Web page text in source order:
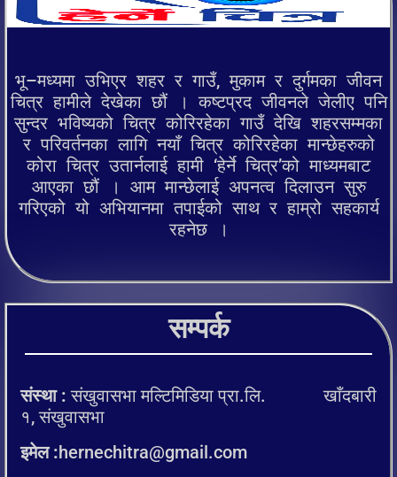
भू–मध्यमा उभिएर शहर र गाउँ, मुकाम र दुर्गमका जीवन
चित्र हामीले देखेका छौं । कष्टप्रद जीवनले जेलीए पनि
सुन्दर भविष्यको चित्र कोरिरहेका गाउँ देखि शहरसम्मका
र परिवर्तनका लागि नयाँ चित्र कोरिरहेका मान्छेहरुको
कोरा चित्र उतार्नलाई हामी ‘हेर्ने चित्र’को माध्यमबाट
आएका छौं । आम मान्छेलाई अपनत्व दिलाउन सुरु
गरिएको यो अभियानमा तपाईको साथ र हाम्रो सहकार्य
रहनेछ ।
सम्पर्क
संस्था : संखुवासभा मल्टिमिडिया प्रा.लि. खाँदबारी
१, संखुवासभा
इमेल :hernechitra@gmail.com